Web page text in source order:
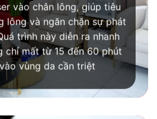
vào chân lông, giúp tiêu
lông và ngăn chặn sự phát
trình này diễn ra nhanh
chỉ mất từ 15 đến 60 phút
vùng da cần triệt